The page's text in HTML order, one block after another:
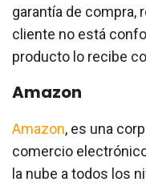
garantía de compra,
cliente no está
producto lo recibe
Amazon
Amazon, es una
comercio
la nube a todos los